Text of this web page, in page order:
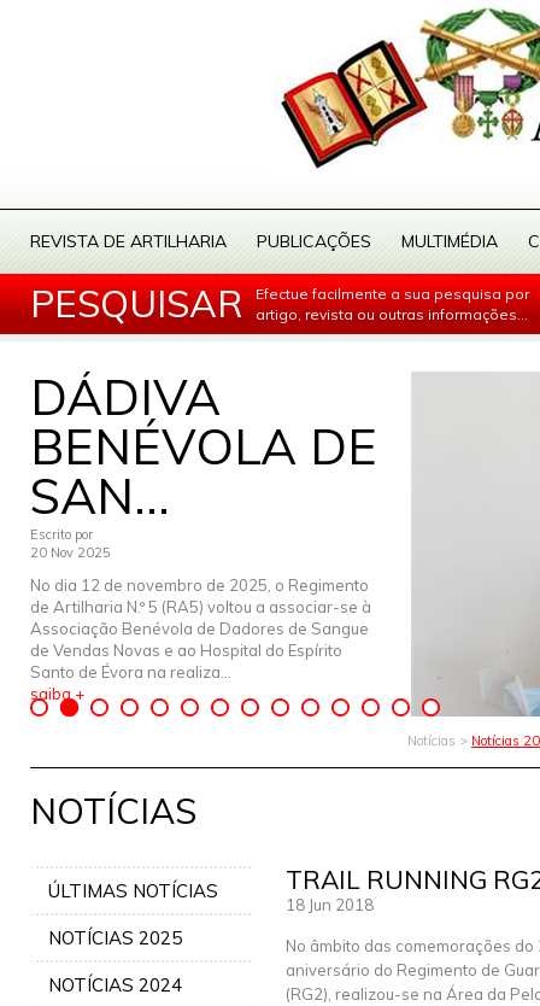
REVISTA DE ARTILHARIA PUBLICAÇÕES MULTIMÉDIA
PESQUISAR
Efectue facilmente a sua pesquisa por
artigo, revista ou outras informações...
DÁDIVA
BENÉVOLA DE
SAN...
Escrito por
20 Nov 2025
No dia 12 de novembro de 2025, o Regimento
de Artilharia N.º 5 (RA5) voltou a associar-se à
Associação Benévola de Dadores de Sangue
de Vendas Novas e ao Hospital do Espírito
Santo de Évora na realiza...
saiba +
Notícias > Notícias
NOTÍCIAS
ÚLTIMAS NOTÍCIAS
NOTÍCIAS 2025
NOTÍCIAS 2024
TRAIL RUNNING
18 Jun 2018
No âmbito das comemorações do
aniversário do Regimento de
(RG2), realizou-se na Área da